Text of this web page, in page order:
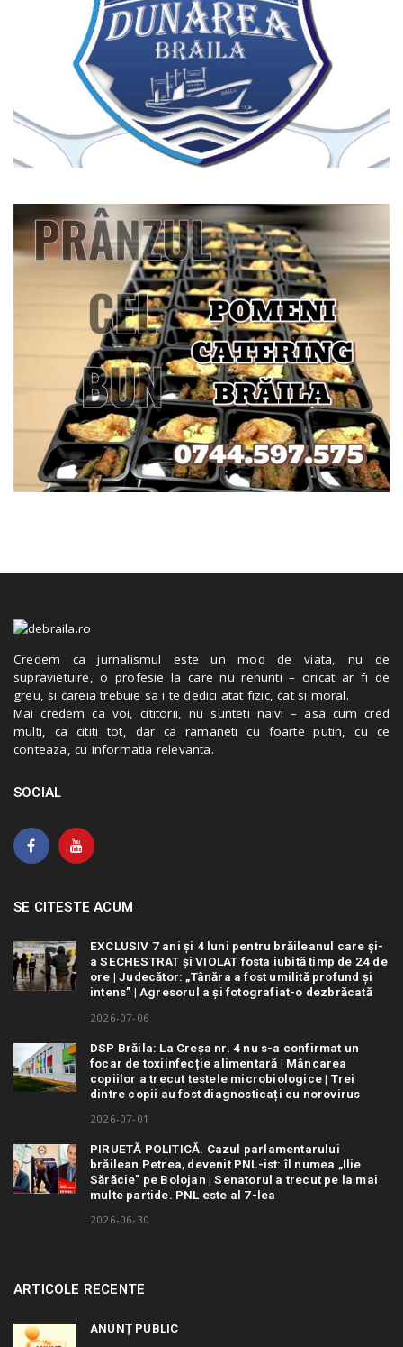
Credem ca jurnalismul este un mod de viata, nu de
supravietuire, o profesie la care nu renunti – oricat ar fi de
greu, si careia trebuie sa i te dedici atat fizic, cat si moral.
Mai credem ca voi, cititorii, nu sunteti naivi – asa cum cred
multi, ca cititi tot, dar ca ramaneti cu foarte putin, cu ce
conteaza, cu informatia relevanta.
SOCIAL
SE CITESTE ACUM
EXCLUSIV 7 ani și 4 luni pentru brăileanul care și-
a SECHESTRAT și VIOLAT fosta iubită timp de 24 de
ore | Judecător: „Tânăra a fost umilită profund și
intens” | Agresorul a și fotografiat-o dezbrăcată
2026-07-06
DSP Brăila: La Creșa nr. 4 nu s-a confirmat un
focar de toxiinfecție alimentară | Mâncarea
copiilor a trecut testele microbiologice | Trei
dintre copii au fost diagnosticați cu norovirus
2026-07-01
PIRUETĂ POLITICĂ. Cazul parlamentarului
brăilean Petrea, devenit PNL-ist: îl numea „Ilie
Sărăcie” pe Bolojan | Senatorul a trecut pe la mai
multe partide. PNL este al 7-lea
2026-06-30
ARTICOLE RECENTE
ANUNȚ PUBLIC